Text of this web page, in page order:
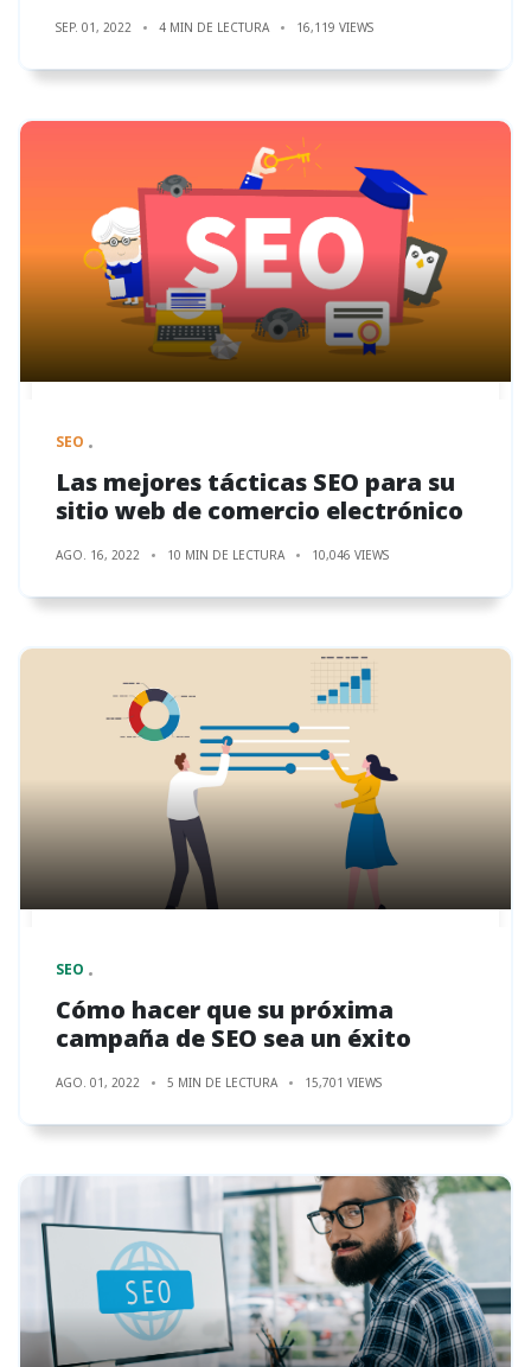
SEP. 01, 2022 4 MIN DE LECTURA 16,119 VIEWS
SEO
Las mejores tácticas SEO para su
sitio web de comercio electrónico
AGO. 16, 2022 10 MIN DE LECTURA 10,046 VIEWS
SEO
Cómo hacer que su próxima
campaña de SEO sea un éxito
AGO. 01, 2022 5 MIN DE LECTURA 15,701 VIEWS